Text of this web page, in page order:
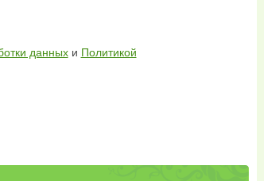
данныхи Политикой